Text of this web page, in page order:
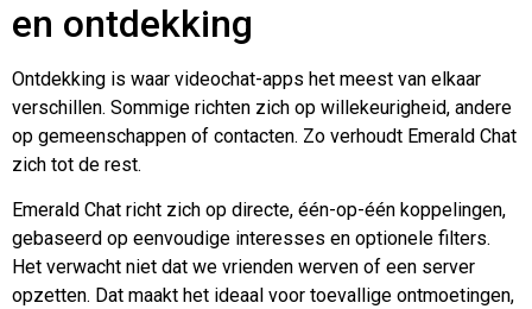
en ontdekking
Ontdekking is waar videochat-apps het meest van elkaar
verschillen. Sommige richten zich op willekeurigheid, andere
op gemeenschappen of contacten. Zo verhoudt Emerald Chat
zich tot de rest.
Emerald Chat richt zich op directe, één-op-één koppelingen,
gebaseerd op eenvoudige interesses en optionele filters.
Het verwacht niet dat we vrienden werven of een server
opzetten. Dat maakt het ideaal voor toevallige ontmoetingen,